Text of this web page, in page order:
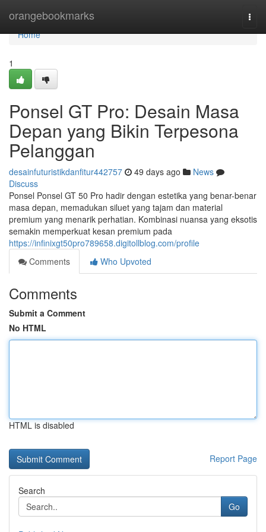
orangebookmarks
Home
Home
1
Ponsel GT Pro: Desain Masa
Depan yang Bikin Terpesona
Pelanggan
desainfuturistikdanfitur442757 49 days ago
News
Discuss
Ponsel Ponsel GT 50 Pro hadir dengan estetika yang benar-benar
masa depan, memadukan siluet yang tajam dan material
premium yang menarik perhatian. Kombinasi nuansa yang eksotis
semakin memperkuat kesan premium pada
https://infinixgt50pro789658.digitollblog.com/profile
Comments
Who Upvoted
Comments
Submit a Comment
No HTML
HTML is disabled
Report Page
Search
Go